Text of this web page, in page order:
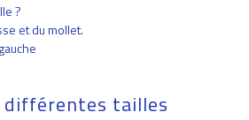
?
et du mollet.
différentes tailles